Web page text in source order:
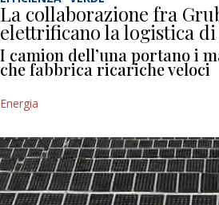
La collaborazione fra
elettrificano la logistica
I camion dell’una portano i
che fabbrica ricariche veloci
Energia